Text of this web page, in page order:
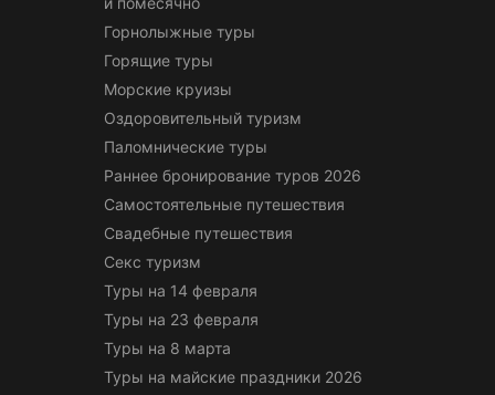
Горнолыжные туры
Горящие туры
Морские круизы
Оздоровительный туризм
Паломнические туры
Раннее бронирование туров 2026
Самостоятельные путешествия
Свадебные путешествия
Секс туризм
Туры на 14 февраля
Туры на 23 февраля
Туры на 8 марта
Туры на майские праздники 2026